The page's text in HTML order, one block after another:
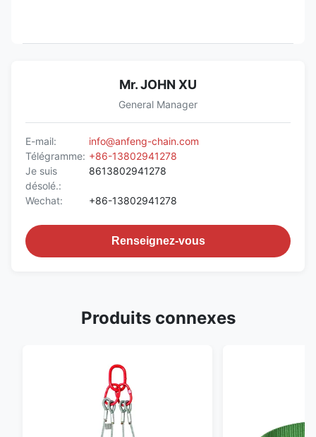
Mr. JOHN XU
General Manager
E-mail:
info@anfeng-chain.com
Télégramme: +86-13802941278
Je suis
désolé.:
8613802941278
Wechat: +86-13802941278
Renseignez-vous
Produits connexes